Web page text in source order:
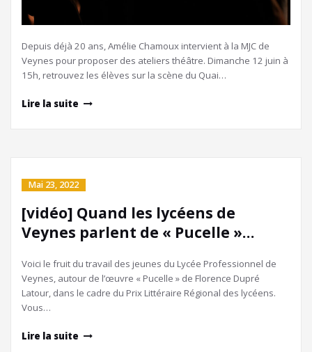
Depuis déjà 20 ans, Amélie Chamoux intervient à la MJC de
Veynes pour proposer des ateliers théâtre. Dimanche 12 juin à
15h, retrouvez les élèves sur la scène du Quai…
Lire la suite
Mai 23, 2022
[vidéo] Quand les lycéens de
Veynes parlent de « Pucelle »…
Voici le fruit du travail des jeunes du Lycée Professionnel de
Veynes, autour de l’œuvre « Pucelle » de Florence Dupré
Latour, dans le cadre du Prix Littéraire Régional des lycéens.
Vous…
Lire la suite